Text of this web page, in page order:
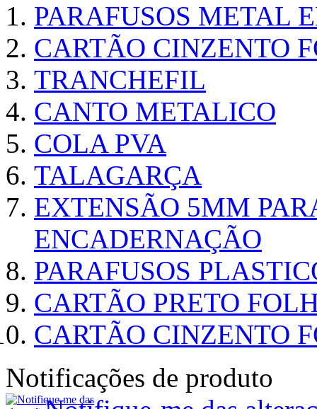
PARAFUSOS METAL
CARTÃO CINZENTO
TRANCHEFIL
CANTO METALICO
COLA PVA
TALAGARÇA
EXTENSÃO 5MM
ENCADERNAÇÃO
PARAFUSOS
CARTÃO PRETO
CARTÃO CINZENTO
Notificações de produto